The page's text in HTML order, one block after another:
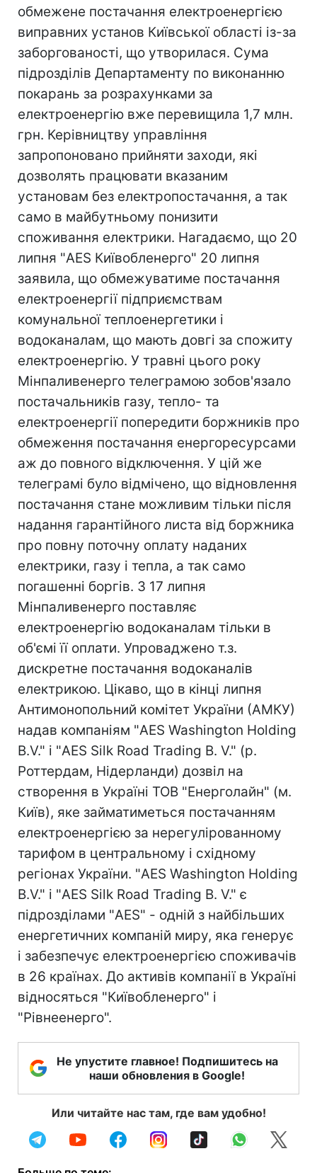
обмежене постачання електроенергією
виправних установ Київської області із-за
заборгованості, що утворилася. Сума
підрозділів Департаменту по виконанню
покарань за розрахунками за
електроенергію вже перевищила 1,7 млн.
грн. Керівництву управління
запропоновано прийняти заходи, які
дозволять працювати вказаним
установам без електропостачання, а так
само в майбутньому понизити
споживання електрики. Нагадаємо, що 20
липня "AES Київобленерго" 20 липня
заявила, що обмежуватиме постачання
електроенергії підприємствам
комунальної теплоенергетики і
водоканалам, що мають довгі за спожиту
електроенергію. У травні цього року
Мінпаливенерго телеграмою зобов'язало
постачальників газу, тепло- та
електроенергії попередити боржників про
обмеження постачання енергоресурсами
аж до повного відключення. У цій же
телеграмі було відмічено, що відновлення
постачання стане можливим тільки після
надання гарантійного листа від боржника
про повну поточну оплату наданих
електрики, газу і тепла, а так само
погашенні боргів. З 17 липня
Мінпаливенерго поставляє
електроенергію водоканалам тільки в
об'ємі її оплати. Упроваджено т.з.
дискретне постачання водоканалів
електрикою. Цікаво, що в кінці липня
Антимонопольний комітет України (АМКУ)
надав компаніям "AES Washington Holding
B.V." і "AES Silk Road Trading B. V." (р.
Роттердам, Нідерланди) дозвіл на
створення в Україні ТОВ "Енерголайн" (м.
Київ), яке займатиметься постачанням
електроенергією за нерегулірованному
тарифом в центральному і східному
регіонах України. "AES Washington Holding
B.V." і "AES Silk Road Trading B. V." є
підрозділами "AES" - одній з найбільших
енергетичних компаній миру, яка генерує
і забезпечує електроенергією споживачів
в 26 країнах. До активів компанії в Україні
відносяться "Київобленерго" і
"Рівнеенерго".
Не упустите главное! Подпишитесь на
наши обновления в Google!
Или читайте нас там, где вам удобно!